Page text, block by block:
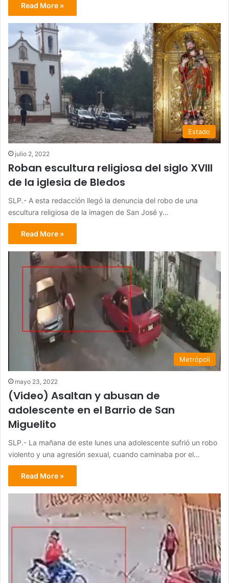
Read More »
Estado
julio 2, 2022
Roban escultura religiosa del siglo XVIII
de la iglesia de Bledos
SLP.- A esta redacción llegó la denuncia del robo de una
escultura religiosa de la imagen de San José y…
Read More »
Metrópoli
mayo 23, 2022
(Video) Asaltan y abusan de
adolescente en el Barrio de San
Miguelito
SLP.- La mañana de este lunes una adolescente sufrió un robo
violento y una agresión sexual, cuando caminaba por el…
Read More »